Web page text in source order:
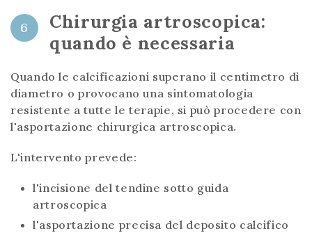
6
Chirurgia artroscopica:
quando è necessaria
Quando le calcificazioni superano il centimetro di
diametro o provocano una sintomatologia
resistente a tutte le terapie, si può procedere con
l'asportazione chirurgica artroscopica.
L'intervento prevede:
l'incisione del tendine sotto guida
artroscopica
l'asportazione precisa del deposito calcifico